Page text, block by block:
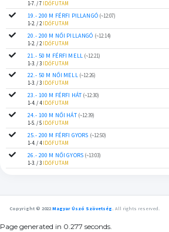
1-7. / 7 IDŐFUTAM
19.- 200 M FÉRFI PILLANGÓ (~12:07)
1-2. / 2 IDŐFUTAM
20.- 200 M NŐI PILLANGÓ (~12:14)
1-2. / 2 IDŐFUTAM
21.- 50 M FÉRFI MELL (~12:21)
1-3. / 3 IDŐFUTAM
22.- 50 M NŐI MELL (~12:26)
1-3. / 3
IDŐFUTAM
23.- 100 M FÉRFI HÁT (~12:30)
1-4. / 4IDŐFUTAM
24.- 100 M NŐI HÁT (~12:39)
1-5. / 5 IDŐFUTAM
25.- 200 M FÉRFI GYORS (~12:50)
1-4. / 4IDŐFUTAM
26.- 200 M NŐI GYORS (~13:03)
1-3. / 3 IDŐFUTAM
Copyright © 2022Magyar Úszó Szövetség . All rights reserved.
Page generated in 0.277 seconds.